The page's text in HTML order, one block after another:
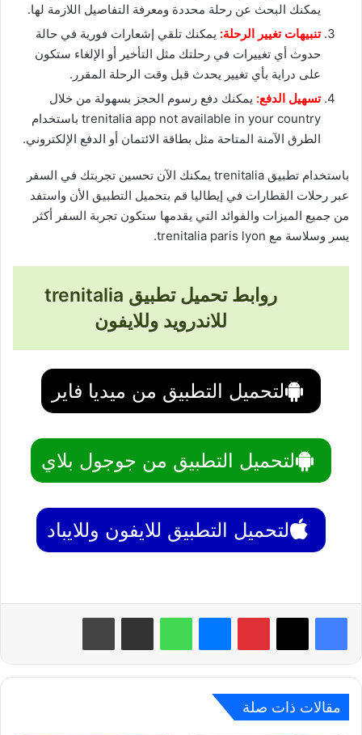
يمكنك البحث عن رحلة محددة ومعرفة التفاصيل اللازمة لها.
تنبيهات تغيير الرحلة: يمكنك تلقي إشعارات فورية في حالة
حدوث أي تغييرات في رحلتك مثل التأخير أو الإلغاء ستكون
على دراية بأي تغيير يحدث قبل وقت الرحلة المقرر.
تسهيل الدفع: يمكنك دفع رسوم الحجز بسهولة من خلال
trenitalia app not available in your country باستخدام
الطرق الآمنة المتاحة مثل بطاقة الائتمان أو الدفع الإلكتروني.
باستخدام تطبيق trenitalia يمكنك الآن تحسين تجربتك في السفر
عبر رحلات القطارات في إيطاليا قم بتحميل التطبيق الأن واستفد
من جميع الميزات والفوائد التي يقدمها ستكون تجربة السفر أكثر
يسر وسلاسة مع trenitalia paris lyon.
روابط تحميل تطبيق trenitalia
للاندرويد وللايفون
لتحميل التطبيق من ميديا فاير
لتحميل التطبيق من جوجول بلاي
لتحميل التطبيق للايفون وللايباد
بينتيريست واتساب
مقالات ذات صلة